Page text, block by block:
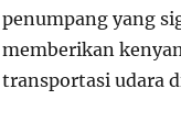
penumpang yang
memberikan
transportasi udara